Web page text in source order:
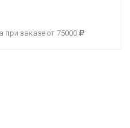
при заказе от 75000